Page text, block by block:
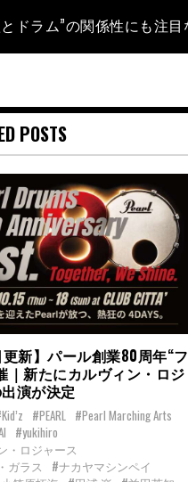
POSTS
更新】パール創業80周年“フ
｜新たにカルヴィン・ロジ
演が決定
#PEARL #Pearl Marching Arts
#yukihiro
・ロジャース
ガラス
#ナカヤマシンペイ